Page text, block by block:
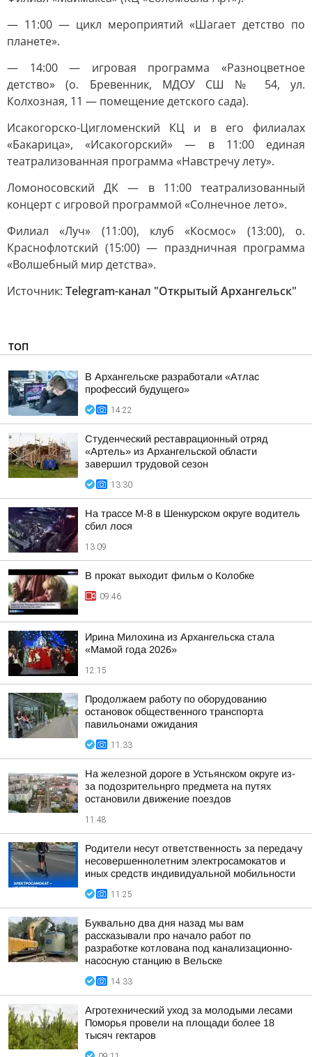
— 11:00 — цикл мероприятий «Шагает детство по
планете».
— 14:00 — игровая программа «Разноцветное
детство» (о. Бревенник, МДОУ СШ № 54, ул.
Колхозная, 11 — помещение детского сада).
Исакогорско-Цигломенский КЦ и в его филиалах
«Бакарица», «Исакогорский» — в 11:00 единая
театрализованная программа «Навстречу лету».
Ломоносовский ДК — в 11:00 театрализованный
концерт с игровой программой «Солнечное лето».
Филиал «Луч» (11:00), клуб «Космос» (13:00), о.
Краснофлотский (15:00) — праздничная программа
«Волшебный мир детства».
Источник: Telegram-канал "Открытый Архангельск"
ТОП
В Архангельске разработали «Атлас
профессий будущего»
14:22
Студенческий реставрационный отряд
«Артель» из Архангельской области
завершил трудовой сезон
13:30
На трассе М-8 в Шенкурском округе водитель
сбил лося
13:09
В прокат выходит фильм о Колобке
09:46
Ирина Милохина из Архангельска стала
«Мамой года 2026»
12:15
Продолжаем работу по оборудованию
остановок общественного транспорта
павильонами ожидания
11:33
На железной дороге в Устьянском округе из-
за подозрительнрго предмета на путях
остановили движение поездов
11:48
Родители несут ответственность за передачу
несовершеннолетним электросамокатов и
иных средств индивидуальной мобильности
11:25
Буквально два дня назад мы вам
рассказывали про начало работ по
разработке котлована под канализационно-
насосную станцию в Вельске
14:33
Агротехнический уход за молодыми лесами
Поморья провели на площади более 18
тысяч гектаров